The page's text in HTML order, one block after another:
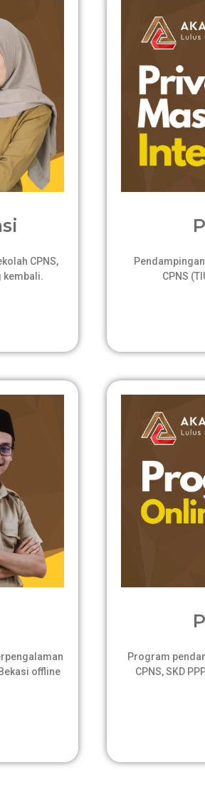
CPNS,
kembali.
CPNS
offline
Program
CPNS, SKD